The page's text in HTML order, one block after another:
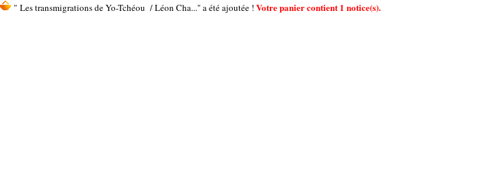
" Les transmigrations de Yo-Tchéou / Léon Cha..." a été ajoutée ! Votre panier contient 1 notice(s).